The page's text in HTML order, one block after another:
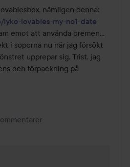
lovables-my-no1-date
emot att använda cremen...
i soporna nu när jag försökt
upprepar sig. Trist, jag
och förpackning på